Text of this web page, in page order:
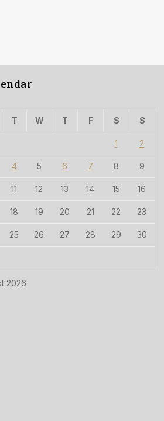
2026
T W T F S S
1 2
4 5 6 7 8 9
11 12 13 14 15 16
18 19 20 21 22 23
25 26 27 28 29 30